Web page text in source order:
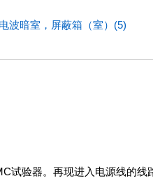
电波暗室，屏蔽箱（室）(5)
试验器。再现进入电源线的